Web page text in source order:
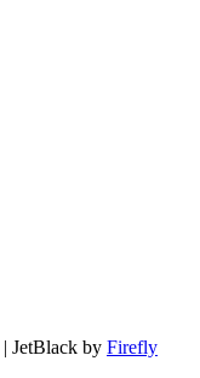
| JetBlack by Firefly